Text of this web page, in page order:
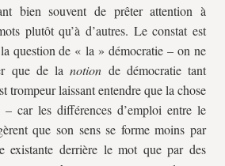
bien souvent de prêter attention à
plutôt qu’à d’autres. Le constat est
la question de « la » démocratie – on ne
que de lanotion de démocratie tant
trompeur laissant entendre que la chose
car les différences d’emploi entre le
que son sens se forme moins par
existante derrière le mot que par des